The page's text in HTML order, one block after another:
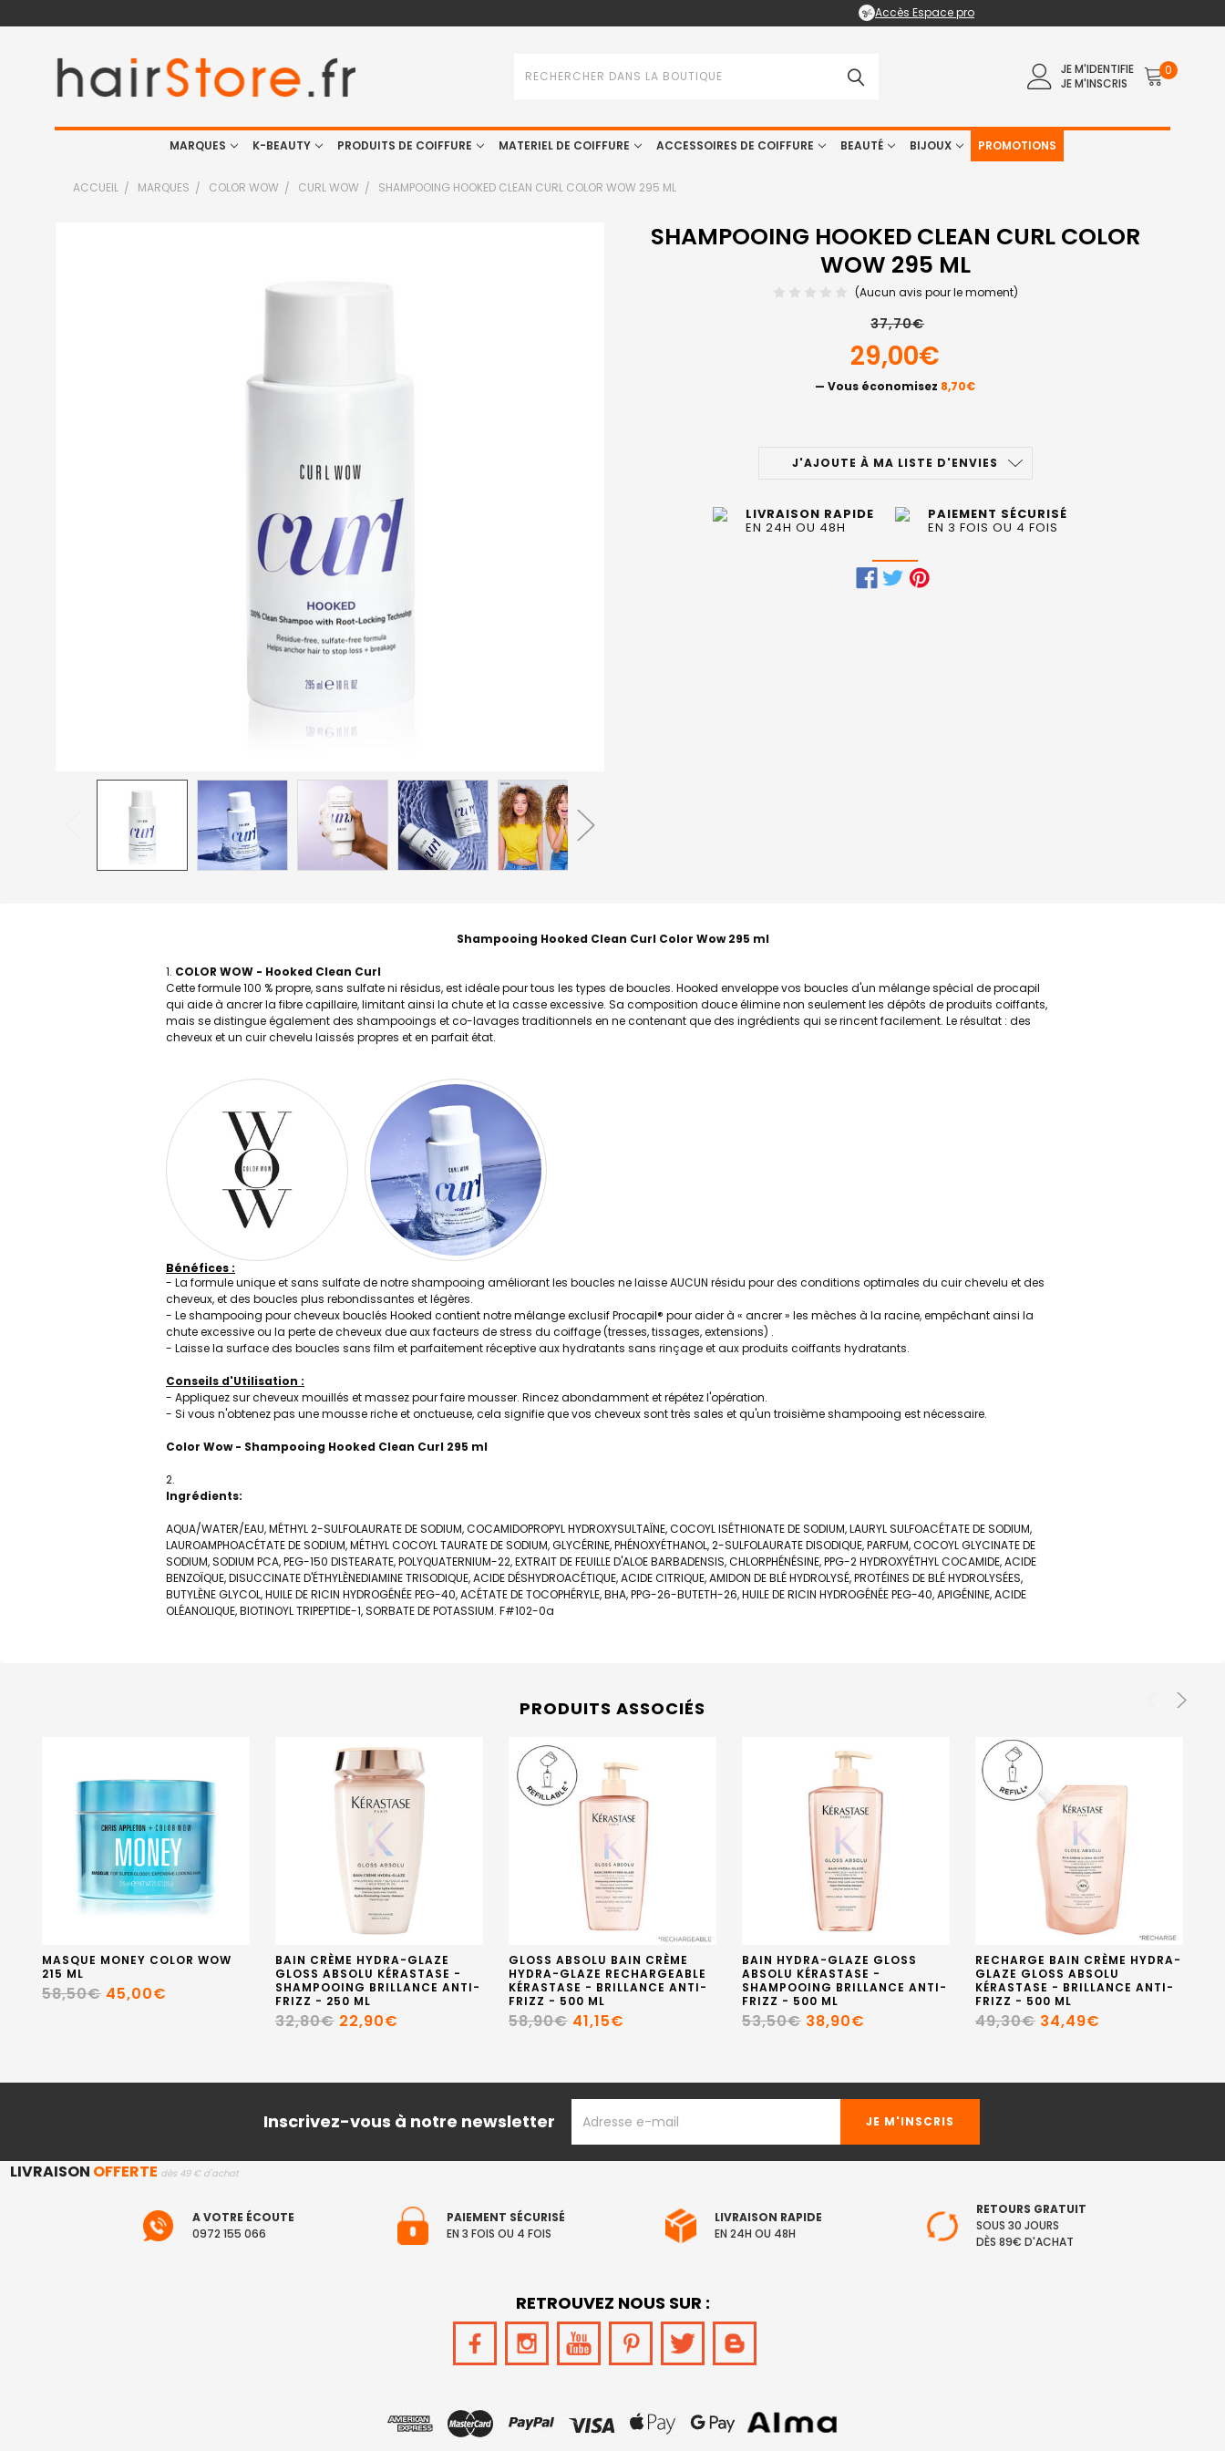
Accès Espace pro
JE M'IDENTIFIE
JE M'INSCRIS
0
MARQUES K-BEAUTY PRODUITS DE COIFFURE MATERIEL DE COIFFURE ACCESSOIRES DE COIFFURE BEAUTÉ BIJOUX PROMOTIONS
ACCUEIL MARQUES COLOR WOW CURL WOW SHAMPOOING HOOKED CLEAN CURL COLOR WOW 295 ML
SHAMPOOING HOOKED CLEAN CURL COLOR
WOW 295 ML
(Aucun avis pour le moment)
37,70€
29,00€
— Vous économisez 8,70€
J'AJOUTE À MA LISTE D'ENVIES
LIVRAISON RAPIDE
EN 24H OU 48H
PAIEMENT SÉCURISÉ
EN 3 FOIS OU 4 FOIS
Shampooing Hooked Clean Curl Color Wow 295 ml
COLOR WOW - Hooked Clean Curl
Cette formule 100 % propre, sans sulfate ni résidus, est idéale pour tous les types de boucles. Hooked enveloppe vos boucles d'un mélange spécial de procapil
qui aide à ancrer la fibre capillaire, limitant ainsi la chute et la casse excessive. Sa composition douce élimine non seulement les dépôts de produits coiffants,
mais se distingue également des shampooings et co-lavages traditionnels en ne contenant que des ingrédients qui se rincent facilement. Le résultat : des
cheveux et un cuir chevelu laissés propres et en parfait état.
Bénéfices :
- La formule unique et sans sulfate de notre shampooing améliorant les boucles ne laisse AUCUN résidu pour des conditions optimales du cuir chevelu et des
cheveux, et des boucles plus rebondissantes et légères.
- Le shampooing pour cheveux bouclés Hooked contient notre mélange exclusif Procapil® pour aider à « ancrer » les mèches à la racine, empêchant ainsi la
chute excessive ou la perte de cheveux due aux facteurs de stress du coiffage (tresses, tissages, extensions) .
- Laisse la surface des boucles sans film et parfaitement réceptive aux hydratants sans rinçage et aux produits coiffants hydratants.
Conseils d'Utilisation :
- Appliquez sur cheveux mouillés et massez pour faire mousser. Rincez abondamment et répétez l'opération.
- Si vous n'obtenez pas une mousse riche et onctueuse, cela signifie que vos cheveux sont très sales et qu'un troisième shampooing est nécessaire.
Color Wow - Shampooing Hooked Clean Curl 295 ml
Ingrédients:
AQUA/WATER/EAU, MÉTHYL 2-SULFOLAURATE DE SODIUM, COCAMIDOPROPYL HYDROXYSULTAÏNE, COCOYL ISÉTHIONATE DE SODIUM, LAURYL SULFOACÉTATE DE SODIUM,
LAUROAMPHOACÉTATE DE SODIUM, MÉTHYL COCOYL TAURATE DE SODIUM, GLYCÉRINE, PHÉNOXYÉTHANOL, 2-SULFOLAURATE DISODIQUE, PARFUM, COCOYL GLYCINATE DE
SODIUM, SODIUM PCA, PEG-150 DISTEARATE, POLYQUATERNIUM-22, EXTRAIT DE FEUILLE D'ALOE BARBADENSIS, CHLORPHÉNÉSINE, PPG-2 HYDROXYÉTHYL COCAMIDE, ACIDE
BENZOÏQUE, DISUCCINATE D'ÉTHYLÈNEDIAMINE TRISODIQUE, ACIDE DÉSHYDROACÉTIQUE, ACIDE CITRIQUE, AMIDON DE BLÉ HYDROLYSÉ, PROTÉINES DE BLÉ HYDROLYSÉES,
BUTYLÈNE GLYCOL, HUILE DE RICIN HYDROGÉNÉE PEG-40, ACÉTATE DE TOCOPHÉRYLE, BHA, PPG-26-BUTETH-26, HUILE DE RICIN HYDROGÉNÉE PEG-40, APIGÉNINE, ACIDE
OLÉANOLIQUE, BIOTINOYL TRIPEPTIDE-1, SORBATE DE POTASSIUM. F#102-0a
PRODUITS ASSOCIÉS
MASQUE MONEY COLOR WOW
215 ML
58,50€ 45,00€
BAIN CRÈME HYDRA-GLAZE
GLOSS ABSOLU KÉRASTASE -
SHAMPOOING BRILLANCE ANTI-
FRIZZ - 250 ML
32,80€ 22,90€
GLOSS ABSOLU BAIN CRÈME
HYDRA-GLAZE RECHARGEABLE
KÉRASTASE - BRILLANCE ANTI-
FRIZZ - 500 ML
58,90€ 41,15€
BAIN HYDRA-GLAZE GLOSS
ABSOLU KÉRASTASE -
SHAMPOOING BRILLANCE ANTI-
FRIZZ - 500 ML
53,50€ 38,90€
RECHARGE BAIN CRÈME HYDRA-
GLAZE GLOSS ABSOLU
KÉRASTASE - BRILLANCE ANTI-
FRIZZ - 500 ML
49,30€ 34,49€
Inscrivez-vous à notre newsletter
EMAIL
LIVRAISON OFFERTE dès 49 € d'achat
A VOTRE ÉCOUTE
0972 155 066
PAIEMENT SÉCURISÉ
EN 3 FOIS OU 4 FOIS
LIVRAISON RAPIDE
EN 24H OU 48H
RETOURS GRATUIT
SOUS 30 JOURS
DÈS 89€ D'ACHAT
RETROUVEZ NOUS SUR :